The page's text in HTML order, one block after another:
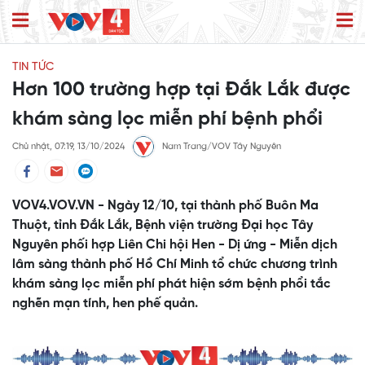
TIN TỨC
Hơn 100 trường hợp tại Đắk Lắk được
khám sàng lọc miễn phí bệnh phổi
Chủ nhật, 07:19, 13/10/2024 Nam Trang/VOV Tây Nguyên
VOV4.VOV.VN - Ngày 12/10, tại thành phố Buôn Ma
Thuột, tỉnh Đắk Lắk, Bệnh viện trường Đại học Tây
Nguyên phối hợp Liên Chi hội Hen - Dị ứng - Miễn dịch
lâm sàng thành phố Hồ Chí Minh tổ chức chương trình
khám sàng lọc miễn phí phát hiện sớm bệnh phổi tắc
nghẽn mạn tính, hen phế quản.